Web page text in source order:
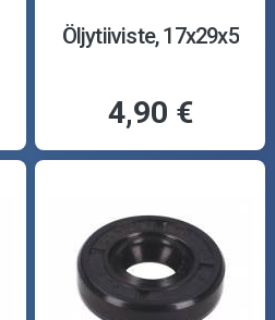
Öljytiiviste, 17x29x5
4,90 €